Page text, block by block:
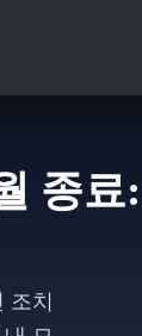
종료:
조치